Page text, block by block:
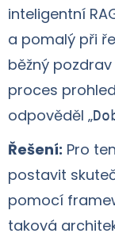
inteligentní
a pomalý při
běžný
proces
odpověděl „
Řešení: Pro
postavit
pomocí
taková